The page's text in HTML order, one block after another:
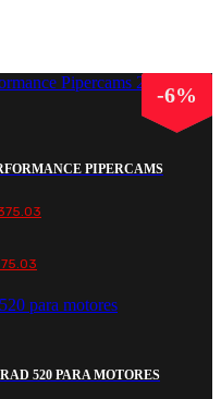
-6%
PIPERCAMS
520 PARA MOTORES